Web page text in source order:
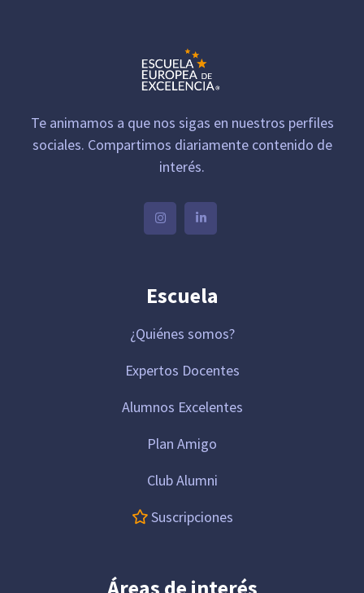
Te animamos a que nos sigas en nuestros perfiles
sociales. Compartimos diariamente contenido de
interés.
Escuela
¿Quiénes somos?
Expertos Docentes
Alumnos Excelentes
Plan Amigo
Club Alumni
Suscripciones